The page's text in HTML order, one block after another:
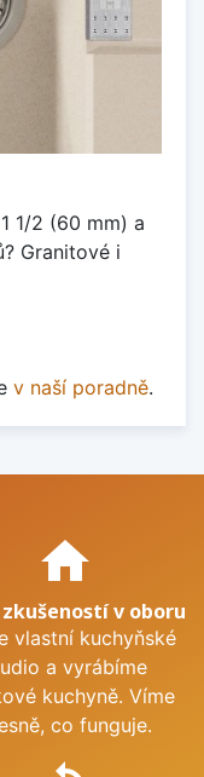
1/2 (60 mm) a
Granitové i
v naší poradně.
home
v oboru
vlastní kuchyňské
a vyrábíme
kuchyně. Víme
co funguje.